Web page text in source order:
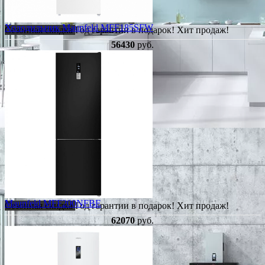
Сезонная скидкаГод гарантии в подарок!Хит продаж!
Холодильник Maunfeld MFF185SFW
56430 руб.
Сезонная скидкаГод гарантии в подарок! Хит продаж!
Maunfeld MFF200NFBE
62070руб.